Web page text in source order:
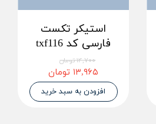
استیکر تکست
فارسی کد txf116
۱۴,۷۰۰ تومان
۱۳,۹۶۵ تومان
افزودن به سبد خرید